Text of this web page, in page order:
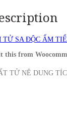
TỬ SA ĐỘC ẨM
this from
TỬ NÊ DUNG